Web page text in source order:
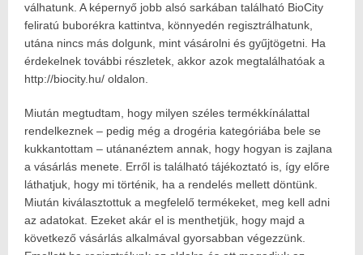
válhatunk. A képernyő jobb alsó sarkában található BioCity
feliratú buborékra kattintva, könnyedén regisztrálhatunk,
utána nincs más dolgunk, mint vásárolni és gyűjtögetni. Ha
érdekelnek további részletek, akkor azok megtalálhatóak a
http://biocity.hu/ oldalon.
Miután megtudtam, hogy milyen széles termékkínálattal
rendelkeznek – pedig még a drogéria kategóriába bele se
kukkantottam – utánanéztem annak, hogy hogyan is zajlana
a vásárlás menete. Erről is található tájékoztató is, így előre
láthatjuk, hogy mi történik, ha a rendelés mellett döntünk.
Miután kiválasztottuk a megfelelő termékeket, meg kell adni
az adatokat. Ezeket akár el is menthetjük, hogy majd a
következő vásárlás alkalmával gyorsabban végezzünk.